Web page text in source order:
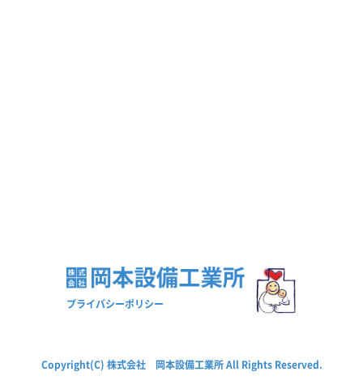
プライバシーポリシー
Copyright(C) 株式会社 岡本設備工業所 All Rights Reserved.